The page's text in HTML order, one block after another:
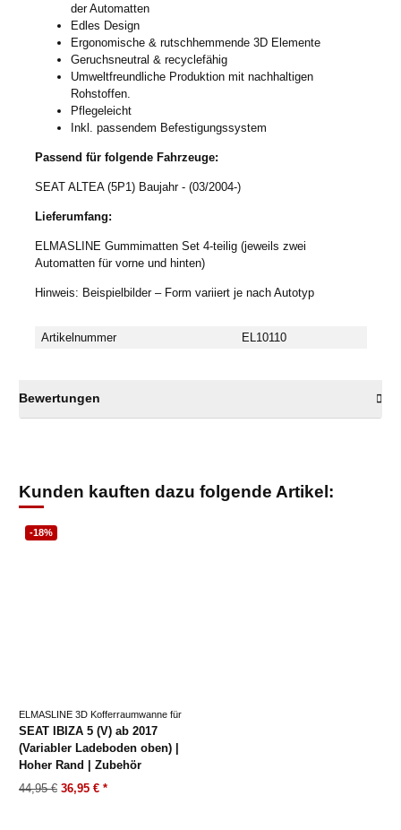
der Automatten
Edles Design
Ergonomische & rutschhemmende 3D Elemente
Geruchsneutral & recyclefähig
Umweltfreundliche Produktion mit nachhaltigen
Rohstoffen.
Pflegeleicht
Inkl. passendem Befestigungssystem
Passend für folgende Fahrzeuge:
SEAT ALTEA (5P1) Baujahr - (03/2004-)
Lieferumfang:
ELMASLINE Gummimatten Set 4-teilig (jeweils zwei
Automatten für vorne und hinten)
Hinweis: Beispielbilder – Form variiert je nach Autotyp
Artikelnummer EL10110
Bewertungen
Kunden kauften dazu folgende Artikel:
-18%
ELMASLINE 3D Kofferraumwanne für
SEAT IBIZA 5 (V) ab 2017
(Variabler Ladeboden oben) |
Hoher Rand | Zubehör
44,95 € 36,95 € *